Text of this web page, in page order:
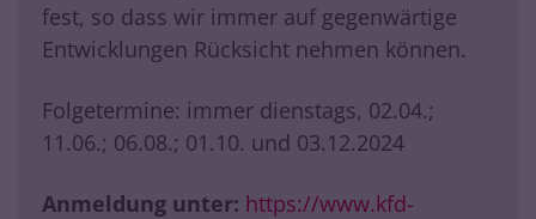
fest, so dass wir immer auf gegenwärtige
Entwicklungen Rücksicht nehmen können.
Folgetermine: immer dienstags, 02.04.;
11.06.; 06.08.; 01.10. und 03.12.2024
Anmeldung unter: https://www.kfd-